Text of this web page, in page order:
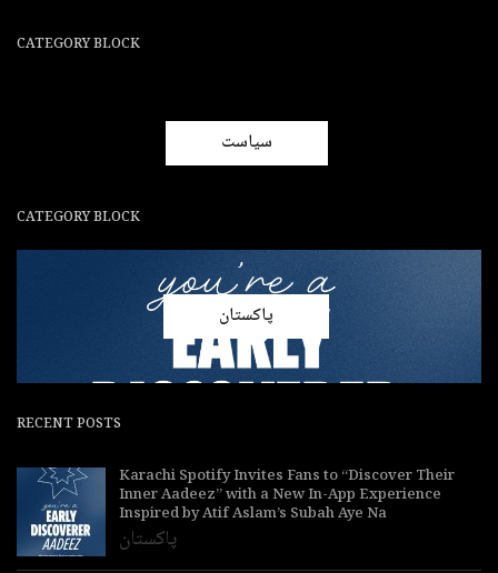
CATEGORY BLOCK
سیاست
CATEGORY BLOCK
پاکستان
RECENT POSTS
Karachi Spotify Invites Fans to “Discover Their
Inner Aadeez” with a New In-App Experience
Inspired by Atif Aslam’s Subah Aye Na
پاکستان